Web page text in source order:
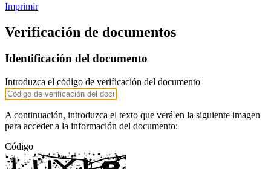
Imprimir
Verificación de documentos
Identificación del documento
Introduzca el código de verificación del documento
A continuación, introduzca el texto que verá en la siguiente imagen
para acceder a la información del documento:
Código